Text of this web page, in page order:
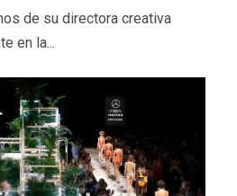
de su directora creativa
en la...